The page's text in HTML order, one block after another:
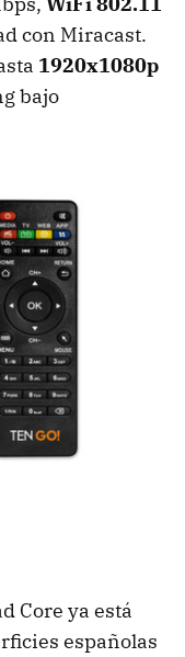
con Miracast.
1920x1080p
bajo
Core ya está
españolas